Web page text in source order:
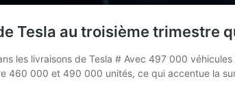
Tesla au troisième trimestre
les livraisons de Tesla # Avec 497 000
460 000 et 490 000 unités, ce qui accentue la